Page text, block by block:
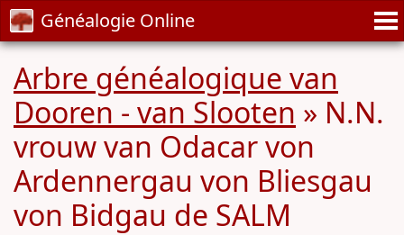
Généalogie Online
Arbre généalogique van
Dooren - van Slooten » N.N.
vrouw van Odacar von
Ardennergau von Bliesgau
von Bidgau de SALM